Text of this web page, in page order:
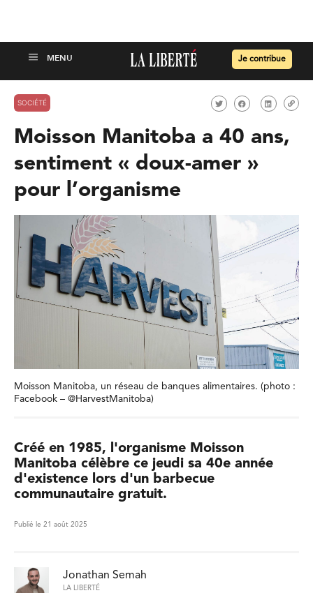
Je contribue
SOCIÉTÉ
Moisson Manitoba a 40 ans,
sentiment « doux-amer »
pour l’organisme
Moisson Manitoba, un réseau de banques alimentaires. (photo :
Facebook – @HarvestManitoba)
Créé en 1985, l'organisme Moisson
Manitoba célèbre ce jeudi sa 40e année
d'existence lors d'un barbecue
communautaire gratuit.
Publié le 21 août 2025
Jonathan Semah
LA LIBERTÉ